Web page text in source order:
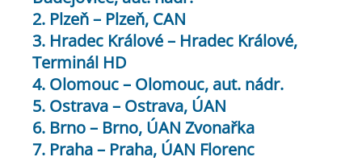
2. Plzeň – Plzeň, CAN
3. Hradec Králové – Hradec Králové,
Terminál HD
4. Olomouc – Olomouc, aut. nádr.
5. Ostrava – Ostrava, ÚAN
6. Brno – Brno, ÚAN Zvonařka
7. Praha – Praha, ÚAN Florenc